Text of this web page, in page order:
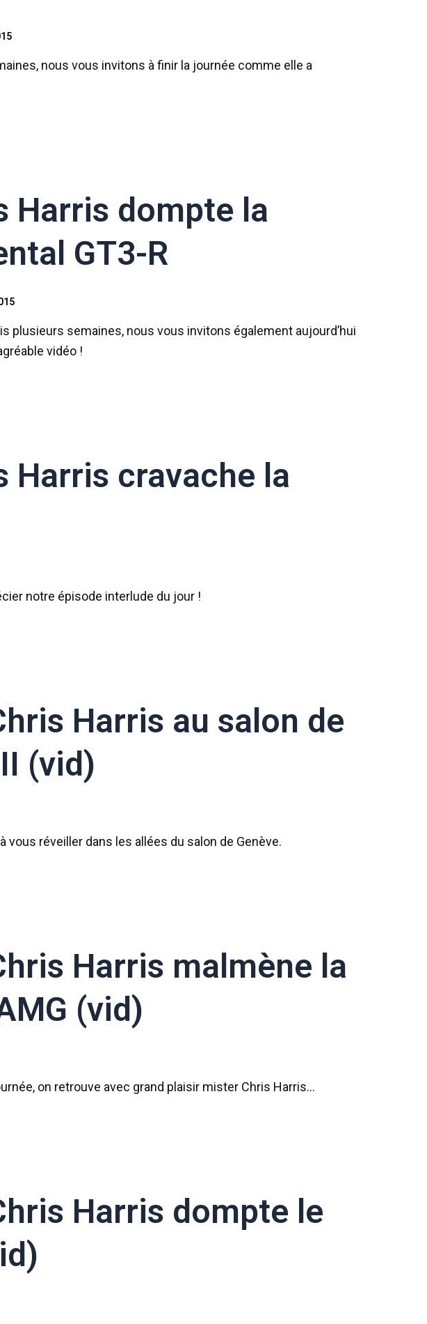
nous vous invitons à finir la journée comme elle a
Harris dompte la
GT3-R
plusieurs semaines, nous vous invitons également aujourd’hui
vidéo !
Harris cravache la
notre épisode interlude du jour !
Harris au salon de
(vid)
réveiller dans les allées du salon de Genève.
Harris malmène la
(vid)
on retrouve avec grand plaisir mister Chris Harris…
Harris dompte le